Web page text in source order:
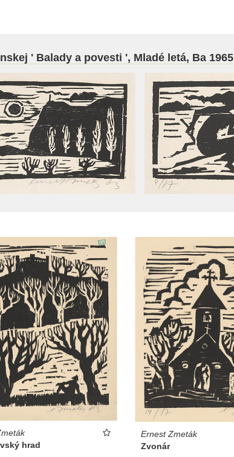
' Balady a povesti ', Mladé letá, Ba 1965
hrad
Ernest Zmeták
Zvonár